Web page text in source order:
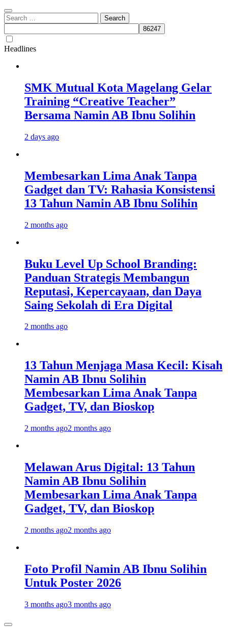
Search
for:
Headlines
SMK Mutual Kota Magelang Gelar
Training “Creative Teacher”
Bersama Namin AB Ibnu Solihin
2 days ago
Membesarkan Lima Anak Tanpa
Gadget dan TV: Rahasia Konsistensi
13 Tahun Namin AB Ibnu Solihin
2 months ago
Buku Level Up School Branding:
Panduan Strategis Membangun
Reputasi, Kepercayaan, dan Daya
Saing Sekolah di Era Digital
2 months ago
13 Tahun Menjaga Masa Kecil: Kisah
Namin AB Ibnu Solihin
Membesarkan Lima Anak Tanpa
Gadget, TV, dan Bioskop
2 months ago2 months ago
Melawan Arus Digital: 13 Tahun
Namin AB Ibnu Solihin
Membesarkan Lima Anak Tanpa
Gadget, TV, dan Bioskop
2 months ago2 months ago
Foto Profil Namin AB Ibnu Solihin
Untuk Poster 2026
3 months ago3 months ago